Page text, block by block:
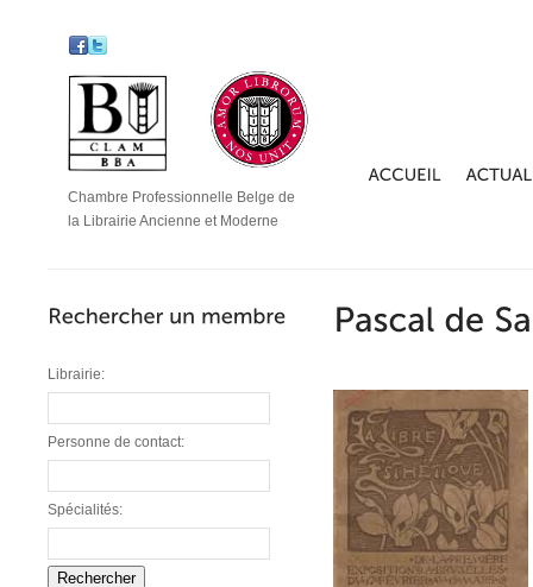
Chambre Professionnelle Belge de
la Librairie Ancienne et Moderne
Librairie:
Personne de contact:
Spécialités:
Rechercher